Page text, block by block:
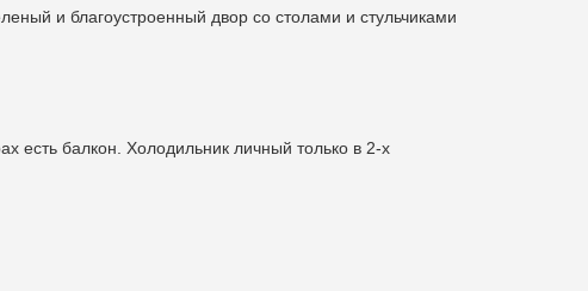
и благоустроенный двор со столами и стульчиками
есть балкон. Холодильник личный только в 2-х